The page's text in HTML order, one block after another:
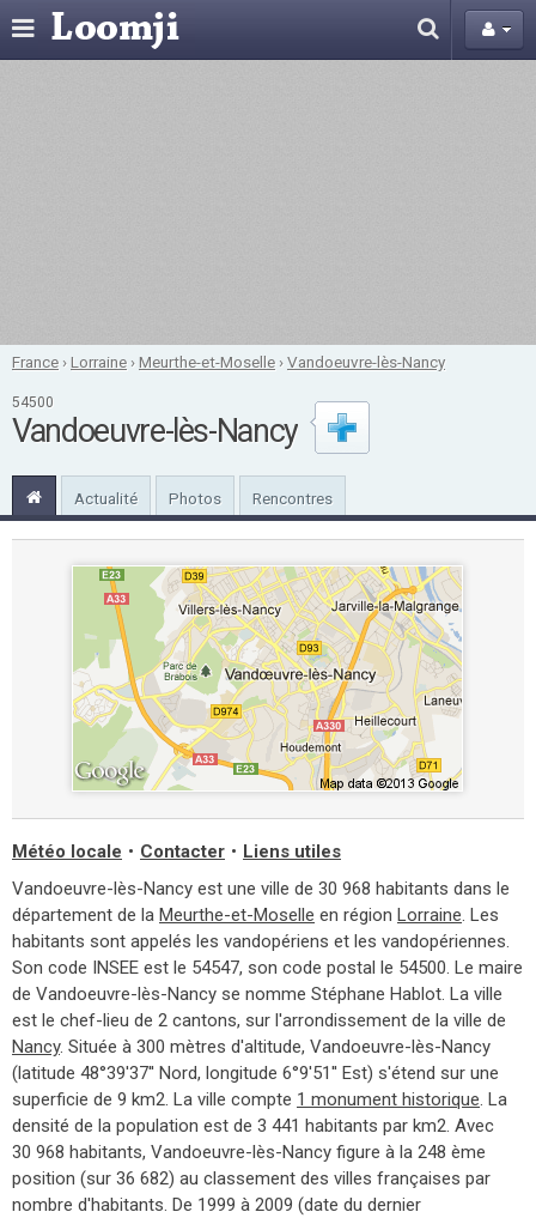
France ›Lorraine ›Meurthe-et-Moselle ›Vandoeuvre-lès-Nancy
54500
Vandoeuvre-lès-Nancy
Actualité Photos Rencontres
Météo locale • Contacter • Liens utiles
Vandoeuvre-lès-Nancy est une ville de 30 968 habitants dans le
département de la Meurthe-et-Moselle en région Lorraine. Les
habitants sont appelés les vandopériens et les vandopériennes.
Son code INSEE est le 54547, son code postal le 54500. Le maire
de Vandoeuvre-lès-Nancy se nomme Stéphane Hablot. La ville
est le chef-lieu de 2 cantons, sur l'arrondissement de la ville de
Nancy. Située à 300 mètres d'altitude, Vandoeuvre-lès-Nancy
(latitude 48°39'37'' Nord, longitude 6°9'51'' Est) s'étend sur une
superficie de 9 km2. La ville compte 1 monument historique. La
densité de la population est de 3 441 habitants par km2. Avec
30 968 habitants, Vandoeuvre-lès-Nancy figure à la 248 ème
position (sur 36 682) au classement des villes françaises par
nombre d'habitants. De 1999 à 2009 (date du dernier